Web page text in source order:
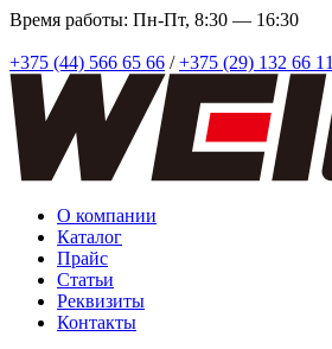
Время работы: Пн-Пт, 8:30 — 16:30
+375 (44) 566 65 66 / +375 (29) 132 66 11
О компании
Каталог
Прайс
Статьи
Реквизиты
Контакты